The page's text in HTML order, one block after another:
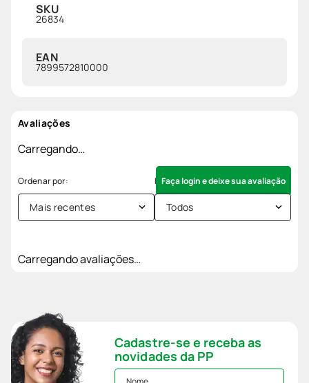
SKU
26834
EAN
7899572810000
Avaliações
Carregando…
Faça login e deixe sua avaliação
Mais recentes Todos
Carregando avaliações…
Cadastre-se e receba as
novidades da PP